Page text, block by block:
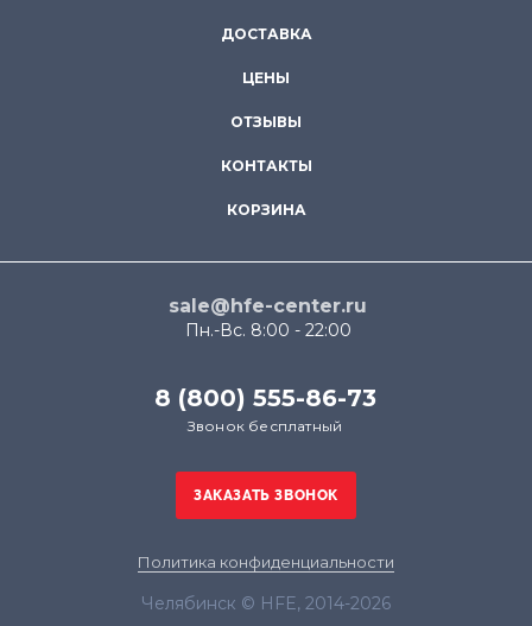
ДОСТАВКА
ЦЕНЫ
ОТЗЫВЫ
КОНТАКТЫ
КОРЗИНА
sale@hfe-center.ru
Пн.-Вс. 8:00 - 22:00
8 (800) 555-86-73
Звонок бесплатный
Политика конфиденциальности
Челябинск © HFE, 2014-2026